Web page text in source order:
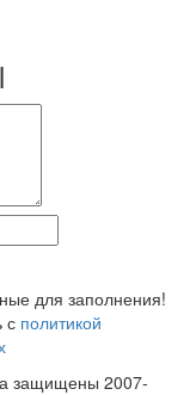
для заполнения!
с политикой
защищены 2007-